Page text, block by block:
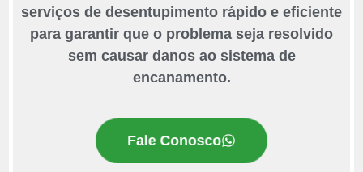
serviços de desentupimento rápido e eficiente
para garantir que o problema seja resolvido
sem causar danos ao sistema de
encanamento.
Fale Conosco